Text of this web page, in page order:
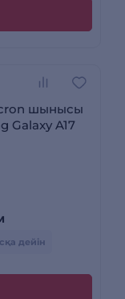
шынысы
Galaxy A17
дейін